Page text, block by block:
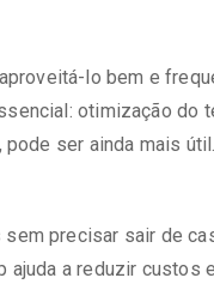
lo bem e
otimização do
ser ainda mais
precisar sair de
ajuda a reduzir